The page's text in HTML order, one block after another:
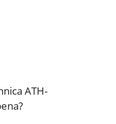
ATH-